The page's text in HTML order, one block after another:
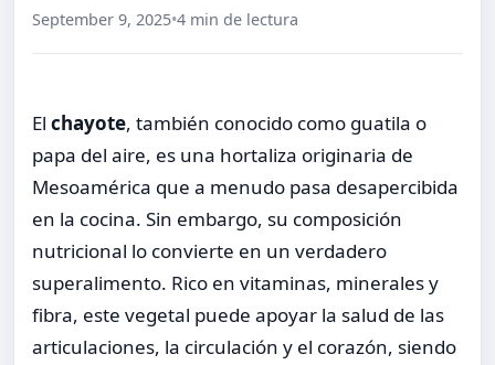
September 9, 2025•4 min de lectura
El chayote, también conocido como guatila o
papa del aire, es una hortaliza originaria de
Mesoamérica que a menudo pasa desapercibida
en la cocina. Sin embargo, su composición
nutricional lo convierte en un verdadero
superalimento. Rico en vitaminas, minerales y
fibra, este vegetal puede apoyar la salud de las
articulaciones, la circulación y el corazón, siendo